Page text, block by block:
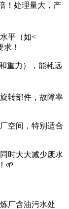
！处理量大，产
平（如<
！
重力），能耗远
转部件，故障率
空间，特别适合
时大大减少废水
🌱
厂含油污水处